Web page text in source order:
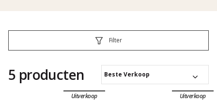
Filter
5 producten Beste Verkoop
Uitverkoop Uitverkoop